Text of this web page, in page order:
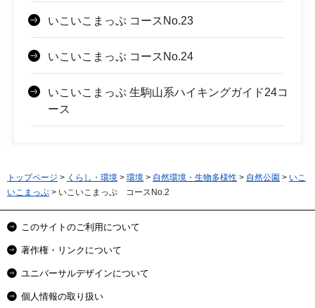
いこいこまっぷ コースNo.23
いこいこまっぷ コースNo.24
いこいこまっぷ 生駒山系ハイキングガイド24コ
ース
トップページ > くらし・環境 > 環境 > 自然環境・生物多様性 > 自然公園 > いこ
いこまっぷ > いこいこまっぷ コースNo.2
このサイトのご利用について
著作権・リンクについて
ユニバーサルデザインについて
個人情報の取り扱い